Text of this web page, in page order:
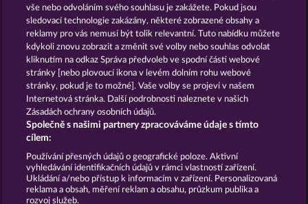
SUPER DUPER MOORHUHN EGYPTIAN MOON
Podmínky Prohlášení o ochraně údajů
Kontakt Společnost Časté dotazy
Facebook
Podat Žádost o Odstoupení
vše nebo odvoláním svého souhlasu je zakážete. Pokud jsou
sledovací technologie zakázány, některé zobrazené obsahy a
reklamy pro vás nemusí být tolik relevantní. Tuto nabídku můžete
kdykoli znovu zobrazit a změnit své volby nebo souhlas odvolat
kliknutím na odkaz Správa předvoleb ve spodní části webové
stránky [nebo plovoucí ikona v levém dolním rohu webové
stránky, pokud je to možné]. Vaše volby se projeví v našem
Internetová stránka. Další podrobnosti naleznete v našich
Zásadách ochrany osobních údajů.
Společně s našimi partnery zpracováváme údaje s tímto
cílem:
Používání přesných údajů o geografické poloze. Aktivní
vyhledávání identifikačních údajů v rámci vlastností zařízení.
Ukládání a/nebo přístup k informacím v zařízení. Personalizovaná
reklama a obsah, měření reklam a obsahu, průzkum publika a
rozvoj služeb.